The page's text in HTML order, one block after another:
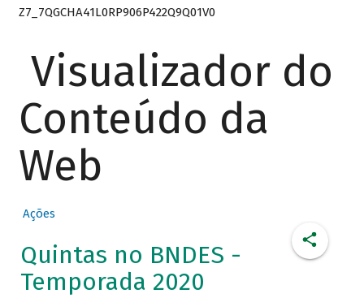
Z7_7QGCHA41L0RP906P422Q9Q01V0
Visualizador do
Conteúdo da
Web
Ações
Quintas no BNDES -
Temporada 2020